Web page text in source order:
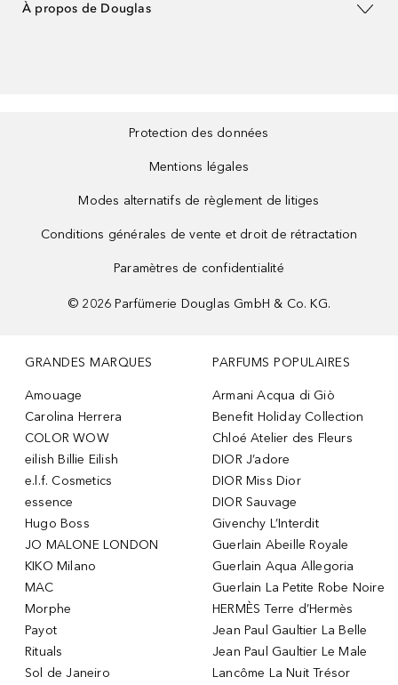
À propos de Douglas
Protection des données
Mentions légales
Modes alternatifs de règlement de litiges
Conditions générales de vente et droit de rétractation
Paramètres de confidentialité
© 2026 Parfümerie Douglas GmbH & Co. KG.
GRANDES MARQUES
Amouage
Carolina Herrera
COLOR WOW
eilish Billie Eilish
e.l.f. Cosmetics
essence
Hugo Boss
JO MALONE LONDON
KIKO Milano
MAC
Morphe
Payot
Rituals
Sol de Janeiro
PARFUMS POPULAIRES
Armani Acqua di Giò
Benefit Holiday Collection
Chloé Atelier des Fleurs
DIOR J’adore
DIOR Miss Dior
DIOR Sauvage
Givenchy L’Interdit
Guerlain Abeille Royale
Guerlain Aqua Allegoria
Guerlain La Petite Robe Noire
HERMÈS Terre d’Hermès
Jean Paul Gaultier La Belle
Jean Paul Gaultier Le Male
Lancôme La Nuit Trésor